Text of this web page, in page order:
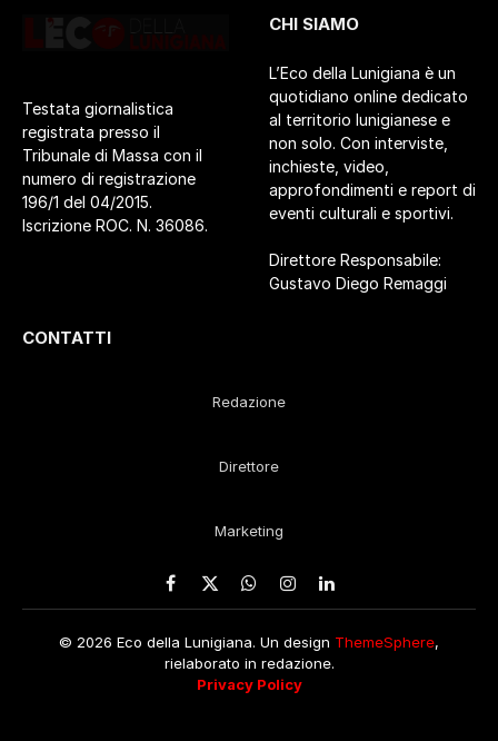
Testata giornalistica
registrata presso il
Tribunale di Massa con il
numero di registrazione
196/1 del 04/2015.
Iscrizione ROC. N. 36086.
CHI SIAMO
L’Eco della Lunigiana è un
quotidiano online dedicato
al territorio lunigianese e
non solo. Con interviste,
inchieste, video,
approfondimenti e report di
eventi culturali e sportivi.
Direttore Responsabile:
Gustavo Diego Remaggi
CONTATTI
Redazione
Direttore
Marketing
Facebook
X
WhatsApp
Instagram
LinkedIn
© 2026 Eco della Lunigiana. Un design ThemeSphere,
rielaborato in redazione.
Privacy Policy